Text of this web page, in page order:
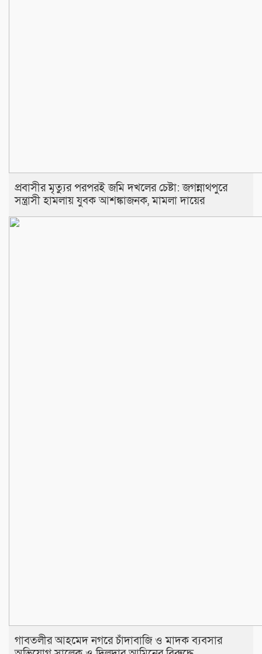
প্রবাসীর মৃত্যুর পরপরই জমি দখলের চেষ্টা: জগন্নাথপুরে
সন্ত্রাসী হামলায় যুবক আশঙ্কাজনক, মামলা দায়ের
​গাবতলীর আহমেদ নগরে চাঁদাবাজি ও মাদক ব্যবসার